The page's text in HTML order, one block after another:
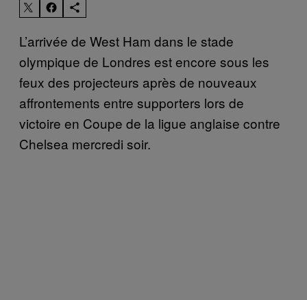
L’arrivée de West Ham dans le stade
olympique de Londres est encore sous les
feux des projecteurs après de nouveaux
affrontements entre supporters lors de
victoire en Coupe de la ligue anglaise contre
Chelsea mercredi soir.